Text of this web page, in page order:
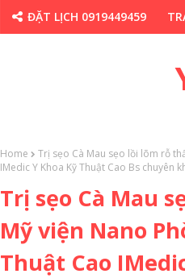
ĐẶT LỊCH 0919449459
Home
Trị sẹo Cà Mau sẹo lồi lõm rỗ
IMedic Y Khoa Kỹ Thuật Cao Bs chuyên
Trị sẹo Cà Mau
Mỹ viện Nano
Thuật Cao